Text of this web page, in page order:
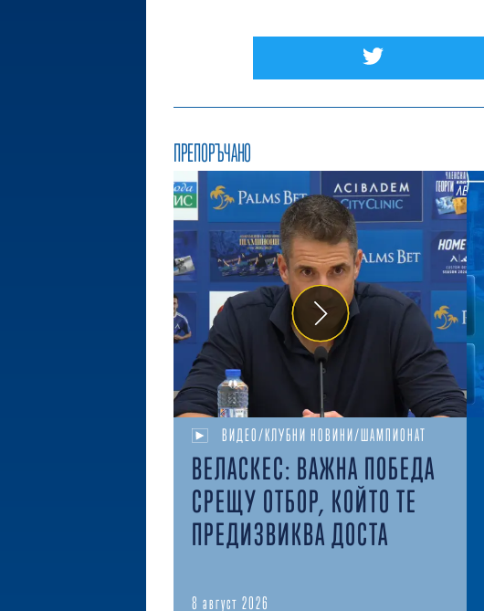
ПРЕПОРЪЧАНО
ВИДЕО/КЛУБНИ НОВИНИ/ШАМПИОНАТ
ВЕЛАСКЕС: ВАЖНА ПОБЕДА
СРЕЩУ ОТБОР, КОЙТО ТЕ
ПРЕДИЗВИКВА ДОСТА
8 август 2026